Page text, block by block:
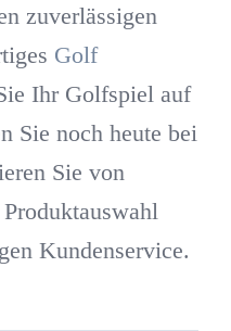
zuverlässigen
Golf
Ihr Golfspiel auf
Sie noch heute bei
Sie von
Kundenservice.